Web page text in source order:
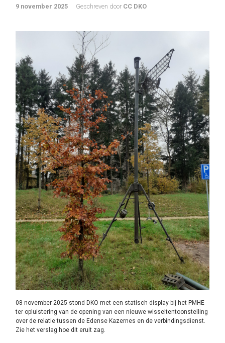
9 november 2025 Geschreven door CC DKO
08 november 2025 stond DKO met een statisch display bij het PMHE
ter opluistering van de opening van een nieuwe wisseltentoonstelling
over de relatie tussen de Edense Kazernes en de verbindingsdienst.
Zie het verslag hoe dit eruit zag.